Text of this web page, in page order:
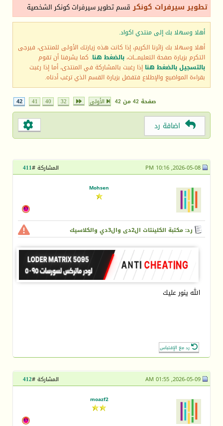
تطوير سيرفرات كونكر قسم تطوير سيرفرات كونكر الشخصية
أهلا وسهلا بك إلى منتدي اكواد.
أهلا وسهلا بك زائرنا الكريم، إذا كانت هذه زيارتك الأولى للمنتدى، فيرجى
التكرم بزيارة صفحة التعليمـــات، بالضغط هنا. كما يشرفنا أن تقوم
بالتسجيل بالضغط هنا إذا رغبت بالمشاركة في المنتدى، أما إذا رغبت
بقراءة المواضيع والإطلاع فتفضل بزيارة القسم الذي ترغب أدناه.
صفحة 42 من 42 الأولى 32
40
41
42
اضافة رد
المشاركة #411
Mohsen
رد: مكتبة الكلينتات ال2دى وال3دي والكلاسيك
الله ينور عليك
رد مع الإقتباس
المشاركة #412
moazf2